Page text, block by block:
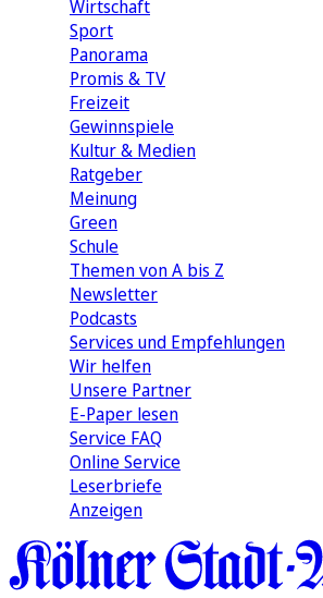
Wirtschaft
Sport
Panorama
Promis & TV
Freizeit
Gewinnspiele
Kultur & Medien
Ratgeber
Meinung
Green
Schule
Themen von A bis Z
Newsletter
Podcasts
Services und Empfehlungen
Wir helfen
Unsere Partner
E-Paper lesen
Service FAQ
Online Service
Leserbriefe
Anzeigen